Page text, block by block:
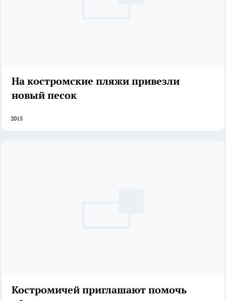
На костромские пляжи привезли
новый песок
2015
Костромичей приглашают помочь